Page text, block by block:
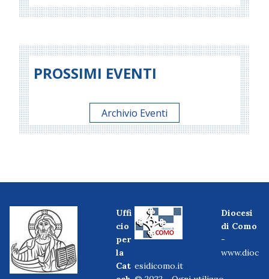
PROSSIMI EVENTI
Archivio Eventi
Uffi
cio
per
la
Cat
Diocesi
di Como
-
www.dioc
esidicomo.it